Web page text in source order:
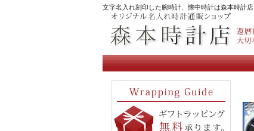
文字名入れ刻印した腕時計、懐中時計は森本時計店